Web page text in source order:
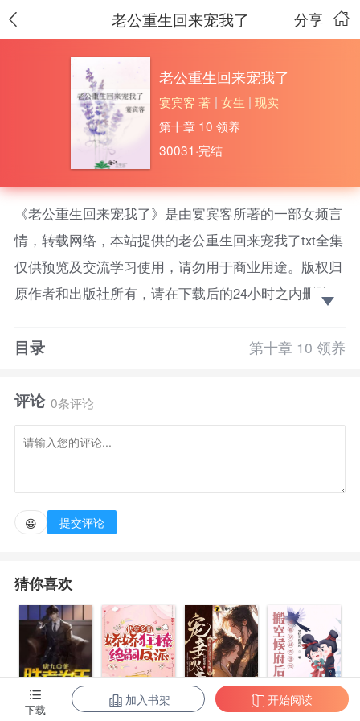
分享
老公重生回来宠我了
老公重生回来宠我了
宴宾客 著 | 女生 | 现实
第十章 10 领养
30031·完结
《老公重生回来宠我了》是由宴宾客所著的一部女频言
情，转载网络，本站提供的老公重生回来宠我了txt全集
仅供预览及交流学习使用，请勿用于商业用途。版权归
原作者和出版社所有，请在下载后的24小时之内删除，
新文《全师门在无限游戏证道飞升》已开
辈子商敬尤有个比他小六岁的爱人，名叫江鹤刃。 两
人相识相恋，但终究还是晚了，长期服药的后遗症带走
了年轻爱人的生命。 商敬尤再次睁眼，发现自己回到
商敬尤换上西装，打上领带，收敛一身恶劣习性。 回
国后他看到桌子对面坐着个纹着青龙白虎的花臂校
教。 商敬尤：“不过你这个纹身，跟昨天位置不太一
样啊？” “……要你管！！！” * 江鹤刃小时候父母
双亡，被一直没有孩子的二叔领养，视如己出。 结果
在领养他的第二年，二婶怀孕生了个弟弟。 从那以
后，小江鹤刃再没有人管，吃饭上学全靠自己，到高三
目录 第十章 10 领养
评论 0条评论
😀 提交评论
猜你喜欢
陈东王楠楠
快穿多胎，娇 宠妾灭妻？神 搬空候府后，
下载
加入书架 开始阅读